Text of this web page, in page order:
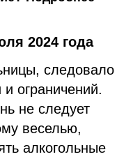
2024 года
следовало
ограничений.
не следует
веселью,
алкогольные